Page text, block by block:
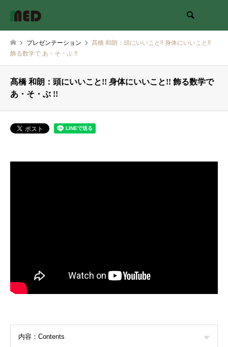
プレゼンテーション
髙橋 和朗：頭にいいこと!! 身体にいいこと!!
飾る数学で あ・そ・ぶ !!
髙橋 和朗：頭にいいこと!! 身体にいいこと!! 飾る数学で
あ・そ・ぶ !!
内容：Contents